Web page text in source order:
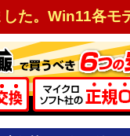
た。Win11各モ